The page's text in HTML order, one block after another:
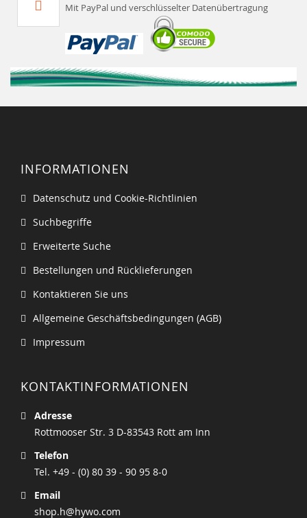
Mit PayPal und verschlüsselter Datenübertragung
INFORMATIONEN
Datenschutz und Cookie-Richtlinien
Suchbegriffe
Erweiterte Suche
Bestellungen und Rücklieferungen
Kontaktieren Sie uns
Allgemeine Geschäftsbedingungen (AGB)
Impressum
KONTAKTINFORMATIONEN
Adresse
Rottmooser Str. 3 D-83543 Rott am Inn
Telefon
Tel. +49 - (0) 80 39 - 90 95 8-0
Email
shop.h@hywo.com